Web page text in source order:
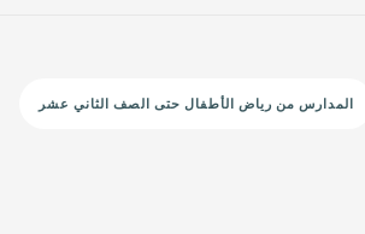
المدارس من رياض الأطفال حتى الصف الثاني عشر